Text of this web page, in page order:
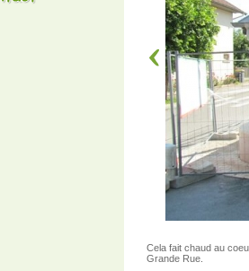
Cela fait chaud au
Grande Rue.